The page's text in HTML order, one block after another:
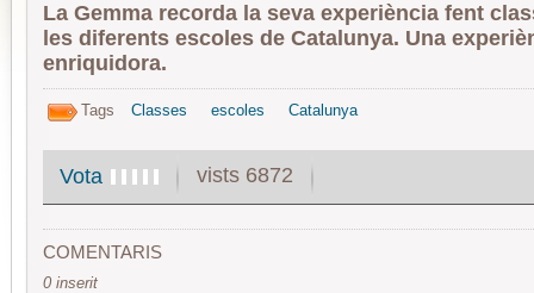
La Gemma recorda la seva experiència fent
les diferents escoles de Catalunya. Una
enriquidora.
Tags Classes escoles Catalunya
Vota vists 6872
COMENTARIS
0 inserit